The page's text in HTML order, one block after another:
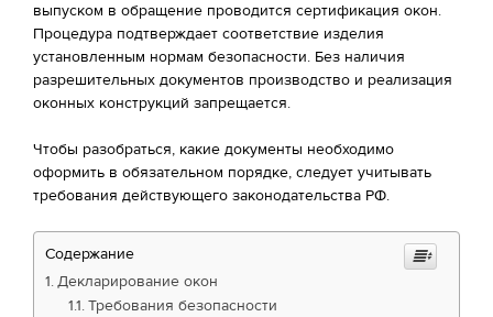
выпуском в обращение проводится сертификация окон.
Процедура подтверждает соответствие изделия
установленным нормам безопасности. Без наличия
разрешительных документов производство и реализация
оконных конструкций запрещается.
Чтобы разобраться, какие документы необходимо
оформить в обязательном порядке, следует учитывать
требования действующего законодательства РФ.
Содержание
Декларирование окон
Требования безопасности